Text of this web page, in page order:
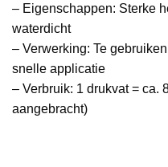
– Eigenschappen: Sterke
waterdicht
– Verwerking: Te
snelle applicatie
– Verbruik: 1 drukvat = ca.
aangebracht)